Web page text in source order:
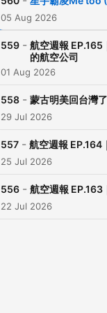
05 Aug 2026
559 - 航空週報 EP.165
的航空公司
01 Aug 2026
558 - 蒙古明美回台灣
29 Jul 2026
557 - 航空週報 EP.164
25 Jul 2026
556 - 航空週報 EP.163
22 Jul 2026